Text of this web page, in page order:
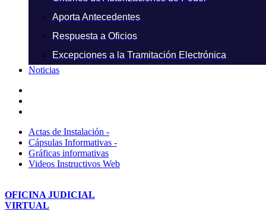
Aporta Antecedentes
Respuesta a Oficios
Excepciones a la Tramitación Electrónica
Noticias
Actas de Instalación -
Cápsulas Informativas -
Gráficas informativas
Videos Instructivos Web
OFICINA JUDICIAL
VIRTUAL